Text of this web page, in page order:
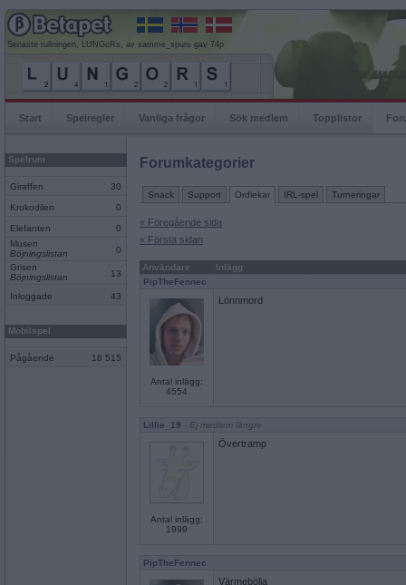
Senaste rullningen, LUNGoRs, av samme_spurs gav 74p
Start Spelregler Vanliga frågor Sök medlem Topplistor
Spelrum
Giraffen 30
Krokodilen 0
Elefanten
0
Musen
Böjningslistan
0
Grisen
Böjningslistan
13
Inloggade 43
Mobilspel
Pågående 18 515
Forumkategorier
Snack Support Ordlekar IRL-spel Turneringar
« Föregående sida
« Första sidan
Användare
Inlägg
PipTheFennec
Antal inlägg:
4554
Lönnmord
Lillie_19 - Ej medlem längre
Antal inlägg:
1999
Övertramp
PipTheFennec
Värmebölja